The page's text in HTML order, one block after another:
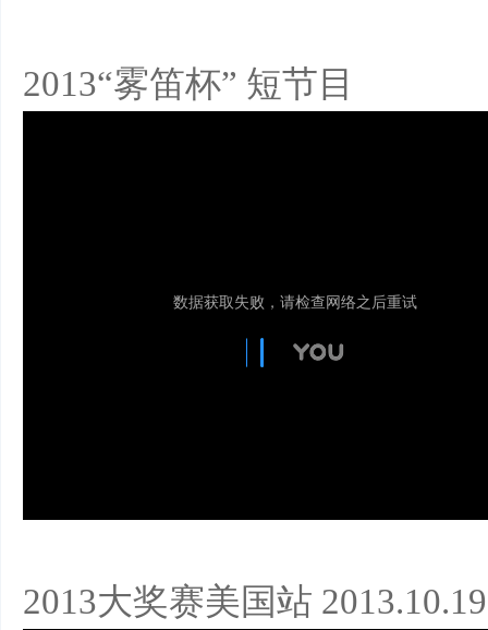
2013“雾笛杯” 短节目
2013大奖赛美国站 2013.10.19